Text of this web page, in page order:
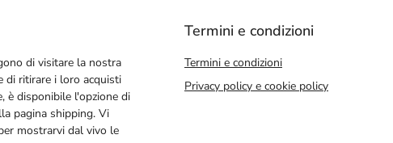
di visitare la nostra
di ritirare i loro acquisti
è disponibile l'opzione di
pagina shipping. Vi
mostrarvi dal vivo le
Termini e condizioni
Termini e condizioni
Privacy policy e cookie policy